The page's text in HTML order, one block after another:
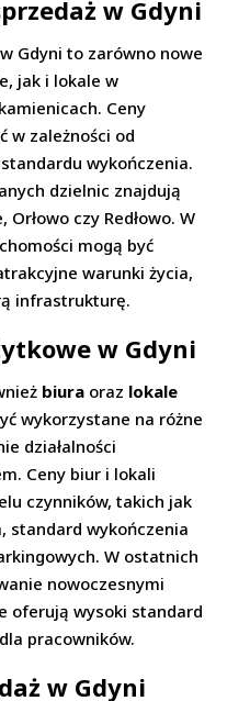
w Gdyni
Gdyni to zarówno nowe
jak i lokale w
Ceny
w zależności od
wykończenia.
dzielnic znajdują
czy Redłowo. W
mogą być
warunki życia,
infrastrukturę.
w Gdyni
biura oraz lokale
wykorzystane na różne
działalności
Ceny biur i lokali
czynników, takich jak
standard wykończenia
W ostatnich
nowoczesnymi
oferują wysoki standard
pracowników.
w Gdyni